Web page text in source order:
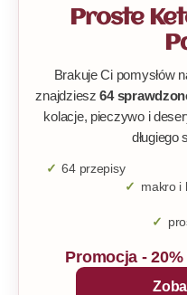
Proste
Brakuje Ci pomysłów
znajdziesz64
kolacje, pieczywo i
długiego
64 przepisy
makro i
Promocja -